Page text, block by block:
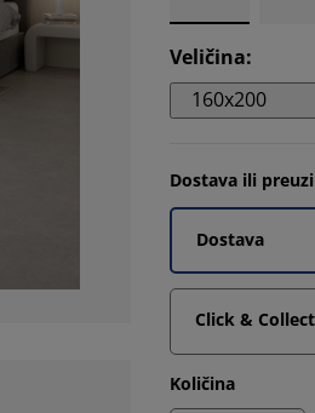
Veličina:
160x200
Dostava ili
Dostava
Click & Collect
Količina